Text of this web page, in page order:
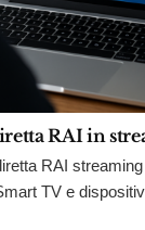
RAI in
RAI
TV e